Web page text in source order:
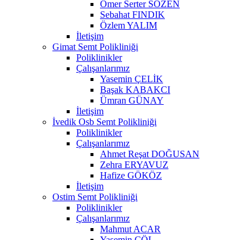
Ömer Serter SÖZEN
Sebahat FINDIK
Özlem YALIM
İletişim
Gimat Semt Polikliniği
Poliklinikler
Çalışanlarımız
Yasemin ÇELİK
Başak KABAKCI
Ümran GÜNAY
İletişim
İvedik Osb Semt Polikliniği
Poliklinikler
Çalışanlarımız
Ahmet Reşat DOĞUSAN
Zehra ERYAVUZ
Hafize GÖKÖZ
İletişim
Ostim Semt Polikliniği
Poliklinikler
Çalışanlarımız
Mahmut ACAR